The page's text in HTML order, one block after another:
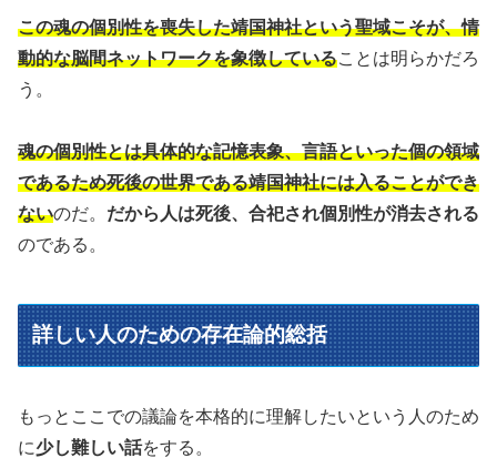
この魂の個別性を喪失した靖国神社という聖域こそが、情
動的な脳間ネットワークを象徴していることは明らかだろ
う。
魂の個別性とは具体的な記憶表象、言語といった個の領域
であるため死後の世界である靖国神社には入ることができ
ないのだ。 だから人は死後、合祀され個別性が消去される
のである。
詳しい人のための存在論的総括
もっとここでの議論を本格的に理解したいという人のため
に少し難しい話をする。